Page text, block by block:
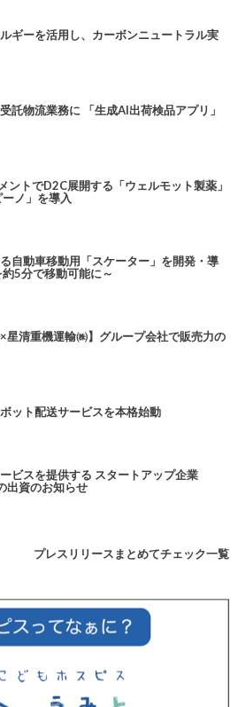
ギーを活用し、カーボンニュートラル実
託物流業務に 「生成AI出荷検品アプリ」
ントでD2C展開する「ウェルモット製薬」
ノ」を導入
自動車移動用「スケーター」を開発・導
5分で移動可能に～
星清重機運輸㈱】グループ会社で販売力の
ット配送サービスを本格始動
ビスを提供する スタートアップ企業
出資のお知らせ
プレスリリースまとめてチェック一覧